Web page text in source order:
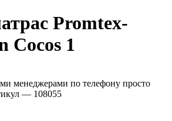
Promtex-
Cocos 1
менеджерами по телефону просто
— 108055